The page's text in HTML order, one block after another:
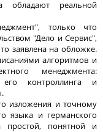
обладают реальной
только что
"Дело и Сервис",
заявлена на обложке.
алгоритмов и
менеджмента:
его контроллинга и
изложения и точному
языка и германского
простой, понятной и